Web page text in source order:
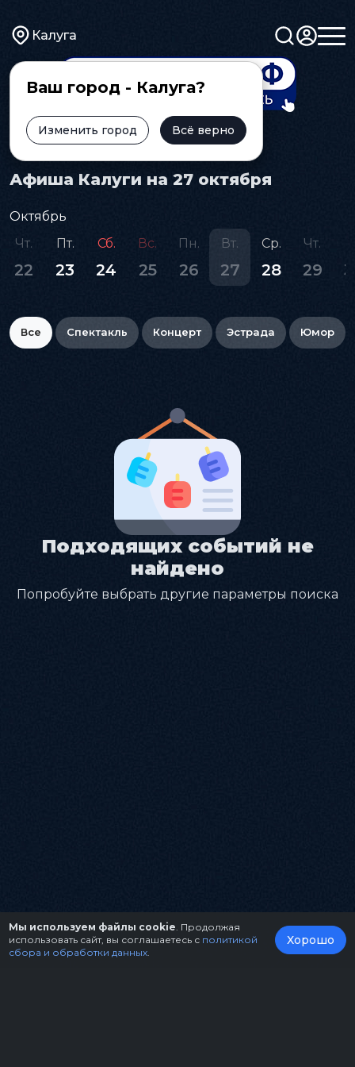
Калуга
Ваш город - Калуга?
Изменить город Всё верно
Главная Афиша
Афиша Калуги на 27 октября
Октябрь
Чт.
22
Пт.
23
Сб.
24
Вс.
25
Пн.
26
Вт.
27
Ср.
28
Чт.
29
Все Спектакль Концерт Эстрада Юмор
Подходящих событий не
найдено
Попробуйте выбрать другие параметры поиска
Мы используем файлы cookie . Продолжая
использовать сайт, вы соглашаетесь с политикой
сбора и обработки данных
Хорошо